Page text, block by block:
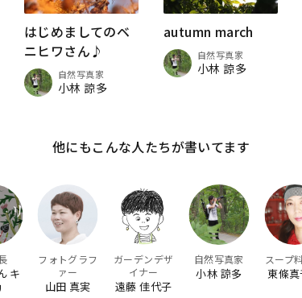
はじめましてのベ
ニヒワさん♪
自然写真家
小林 諒多
autumn march
自然写真家
小林 諒多
他にもこんな人たちが書いてます
キ
フォトグラフ
ァー
山田 真実
ガーデンデザ
イナー
遠藤 佳代子
自然写真家
小林 諒多
スープ
東條真